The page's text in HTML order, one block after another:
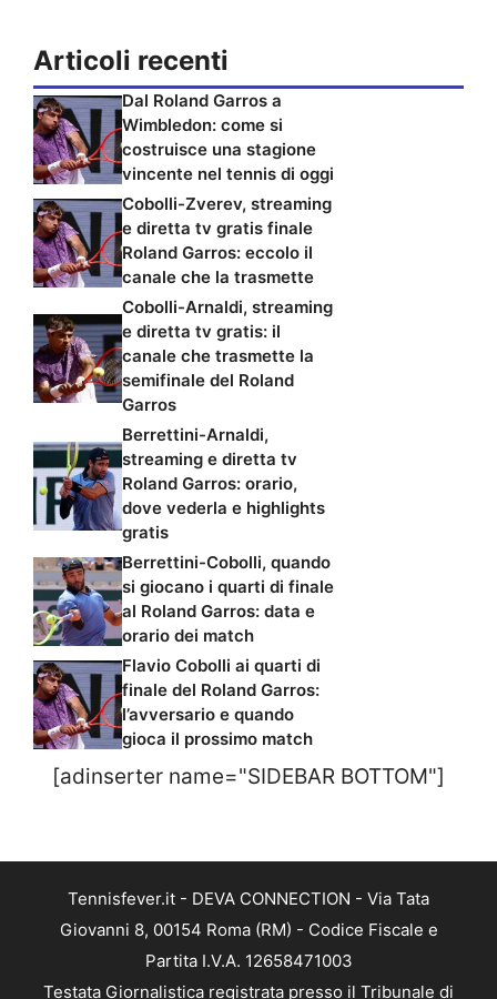
Articoli recenti
Dal Roland Garros a
Wimbledon: come si
costruisce una stagione
vincente nel tennis di oggi
Cobolli-Zverev, streaming
e diretta tv gratis finale
Roland Garros: eccolo il
canale che la trasmette
Cobolli-Arnaldi, streaming
e diretta tv gratis: il
canale che trasmette la
semifinale del Roland
Garros
Berrettini-Arnaldi,
streaming e diretta tv
Roland Garros: orario,
dove vederla e highlights
gratis
Berrettini-Cobolli, quando
si giocano i quarti di finale
al Roland Garros: data e
orario dei match
Flavio Cobolli ai quarti di
finale del Roland Garros:
l’avversario e quando
gioca il prossimo match
[adinserter name="SIDEBAR BOTTOM"]
Tennisfever.it - DEVA CONNECTION - Via Tata
Giovanni 8, 00154 Roma (RM) - Codice Fiscale e
Partita I.V.A. 12658471003
Testata Giornalistica registrata presso il Tribunale di